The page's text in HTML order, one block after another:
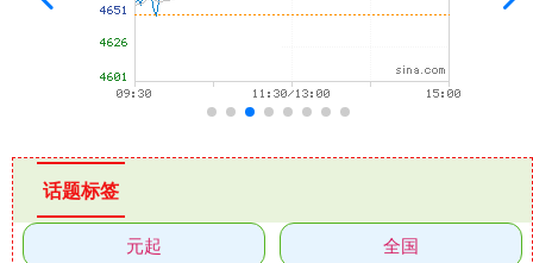
话题标签
元起 全国